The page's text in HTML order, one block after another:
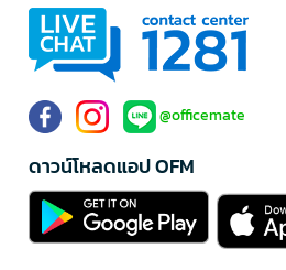
@officemate
ดาวน์โหลดแอป OFM